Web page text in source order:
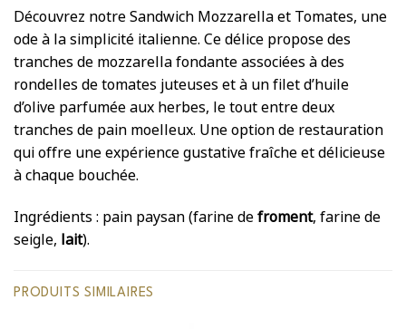
Découvrez notre Sandwich Mozzarella et Tomates, une
ode à la simplicité italienne. Ce délice propose des
tranches de mozzarella fondante associées à des
rondelles de tomates juteuses et à un filet d’huile
d’olive parfumée aux herbes, le tout entre deux
tranches de pain moelleux. Une option de restauration
qui offre une expérience gustative fraîche et délicieuse
à chaque bouchée.
Ingrédients : pain paysan (farine de froment, farine de
seigle, lait).
PRODUITS SIMILAIRES